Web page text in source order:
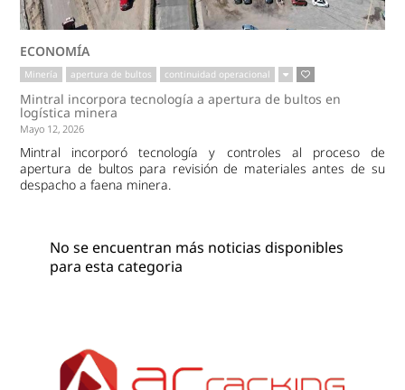
ECONOMÍA
Minería apertura de bultos continuidad operacional
Mintral incorpora tecnología a apertura de bultos en
logística minera
Mayo 12, 2026
Mintral incorporó tecnología y controles al proceso de
apertura de bultos para revisión de materiales antes de su
despacho a faena minera.
No se encuentran más noticias disponibles
para esta categoria